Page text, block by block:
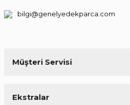
Müşteri Servisi
Ekstralar
bilgi@genelyedekparca.com